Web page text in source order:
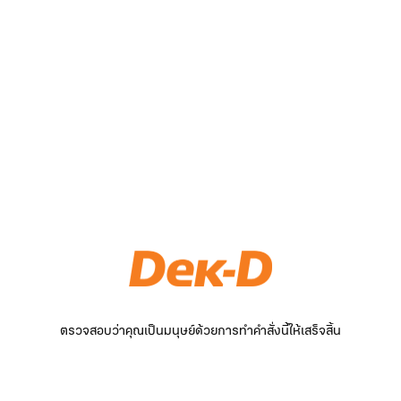
ตรวจสอบว่าคุณเป็นมนุษย์ด้วยการทำคำสั่งนี้ให้เสร็จสิ้น